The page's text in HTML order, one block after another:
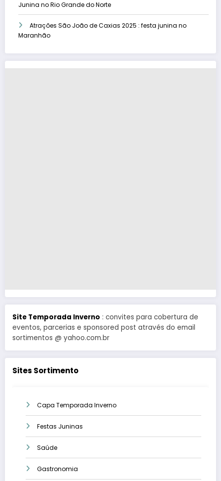
Junina no Rio Grande do Norte
Atrações São João de Caxias 2025 : festa junina no
Maranhão
Site Temporada Inverno : convites para cobertura de
eventos, parcerias e sponsored post através do email
sortimentos @ yahoo.com.br
Sites Sortimento
Capa Temporada Inverno
Festas Juninas
Saúde
Gastronomia